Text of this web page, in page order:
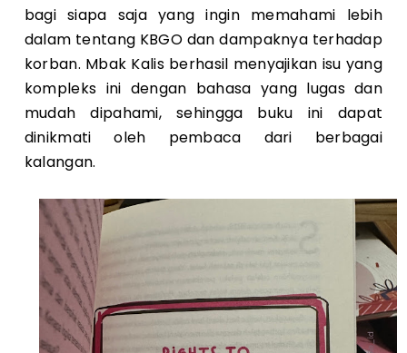
bagi siapa saja yang ingin memahami lebih
dalam tentang KBGO dan dampaknya terhadap
korban. Mbak Kalis berhasil menyajikan isu yang
kompleks ini dengan bahasa yang lugas dan
mudah dipahami, sehingga buku ini dapat
dinikmati oleh pembaca dari berbagai
kalangan.